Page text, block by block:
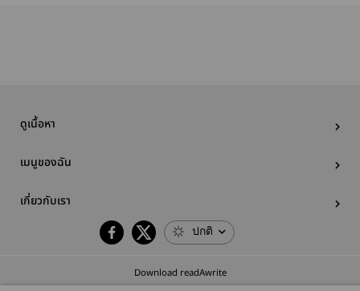
ดูเนื้อหา
เมนูของฉัน
เกี่ยวกับเรา
ปกติ
Download readAwrite